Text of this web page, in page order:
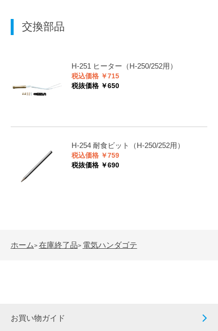
交換部品
H-251 ヒーター（H-250/252用）
税込価格 ￥715
税抜価格 ￥650
H-254 耐食ビット（H-250/252用）
税込価格 ￥759
税抜価格 ￥690
ホーム> 在庫終了品> 電気ハンダゴテ
お買い物ガイド